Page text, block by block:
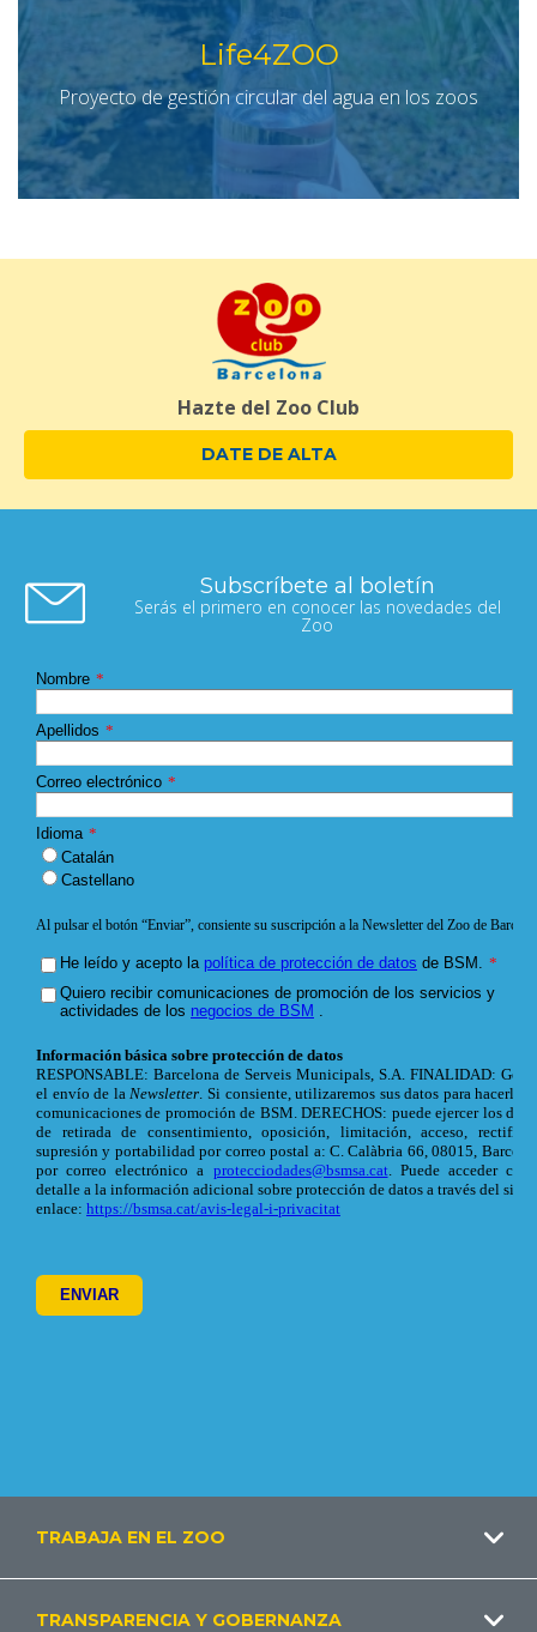
Life4ZOO
Proyecto de gestión circular del agua en los zoos
Hazte del Zoo Club
DATE DE ALTA
Subscríbete al boletín
Serás el primero en conocer las novedades del
Zoo
Footer
TRABAJA EN EL ZOO
TRANSPARENCIA Y GOBERNANZA